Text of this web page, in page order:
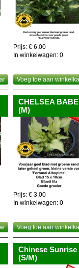
Prijs: € 6.00
In winkelwagen: 0
Voeg toe aan
CHELSEA BABE
(M)
Prijs: € 3.00
In winkelwagen: 0
Voeg toe aan
Chinese Sunrise
(S/M)